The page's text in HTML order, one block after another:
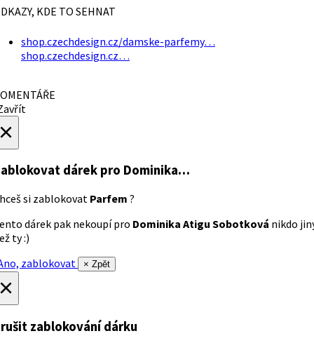
KDE TO SEHNAT
shop.czechdesign.cz/damske-parfemy…
shop.czechdesign.cz…
dárek pro Dominika…
si zablokovat Parfem ?
dárek pak nekoupí pro Dominika Atigu Sobotková nikdo
ty :)
zablokovat
× Zpět
zablokování dárku